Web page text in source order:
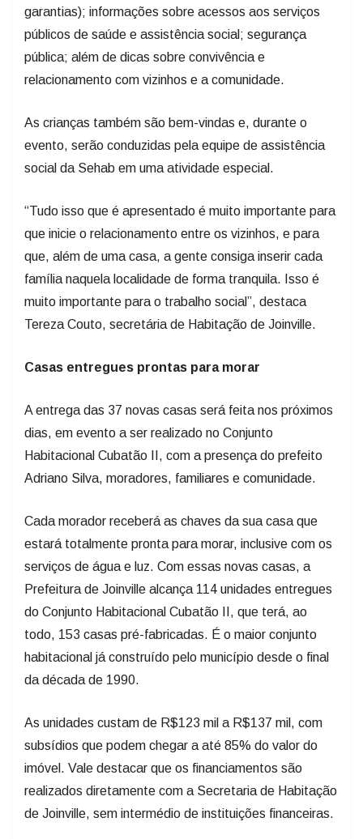
garantias); informações sobre acessos aos serviços
públicos de saúde e assistência social; segurança
pública; além de dicas sobre convivência e
relacionamento com vizinhos e a comunidade.
As crianças também são bem-vindas e, durante o
evento, serão conduzidas pela equipe de assistência
social da Sehab em uma atividade especial.
“Tudo isso que é apresentado é muito importante para
que inicie o relacionamento entre os vizinhos, e para
que, além de uma casa, a gente consiga inserir cada
família naquela localidade de forma tranquila. Isso é
muito importante para o trabalho social”, destaca
Tereza Couto, secretária de Habitação de Joinville.
Casas entregues prontas para morar
A entrega das 37 novas casas será feita nos próximos
dias, em evento a ser realizado no Conjunto
Habitacional Cubatão II, com a presença do prefeito
Adriano Silva, moradores, familiares e comunidade.
Cada morador receberá as chaves da sua casa que
estará totalmente pronta para morar, inclusive com os
serviços de água e luz. Com essas novas casas, a
Prefeitura de Joinville alcança 114 unidades entregues
do Conjunto Habitacional Cubatão II, que terá, ao
todo, 153 casas pré-fabricadas. É o maior conjunto
habitacional já construído pelo município desde o final
da década de 1990.
As unidades custam de R$123 mil a R$137 mil, com
subsídios que podem chegar a até 85% do valor do
imóvel. Vale destacar que os financiamentos são
realizados diretamente com a Secretaria de Habitação
de Joinville, sem intermédio de instituições financeiras.